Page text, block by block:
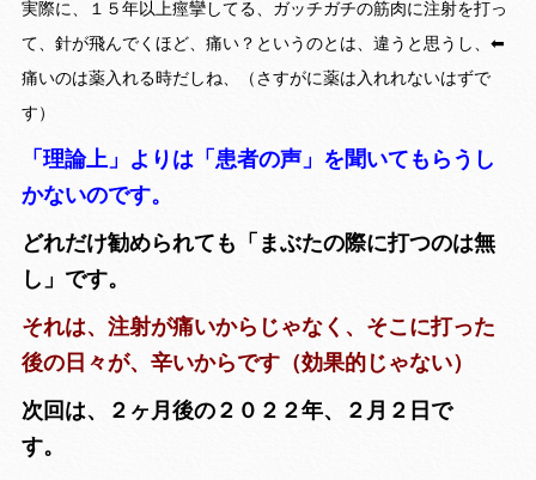
実際に、１５年以上痙攣してる、ガッチガチの筋肉に注射を打っ
て、針が飛んでくほど、痛い？というのとは、違うと思うし、⬅︎
痛いのは薬入れる時だしね、（さすがに薬は入れれないはずで
す）
「理論上」よりは「患者の声」を聞いてもらうし
かないのです。
どれだけ勧められても「まぶたの際に打つのは無
し」です。
それは、注射が痛いからじゃなく、そこに打った
後の日々が、辛いからです（効果的じゃない）
次回は、２ヶ月後の２０２２年、２月２日で
す。